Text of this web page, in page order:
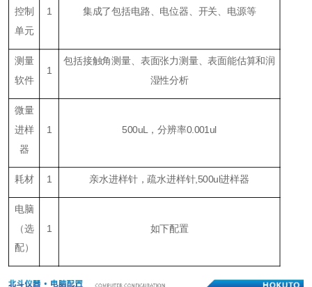
控制
单元
1 集成了包括电路、电位器、开关、电源等
测量
软件
1
包括接触角测量、表面张力测量、表面能估算和润
湿性分析
微量
进样
器
1 500uL，分辨率0.001ul
耗材 1 亲水进样针，疏水进样针,500ul进样器
电脑
（选
配）
1 如下配置